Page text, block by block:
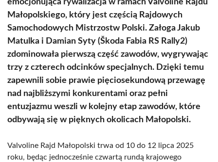
emocjonująca rywalizacja w ramach Valvoline Rajdu
Małopolskiego, który jest częścią Rajdowych
Samochodowych Mistrzostw Polski. Załoga Jakub
Matulka i Damian Syty (Škoda Fabia RS Rally2)
zdominowała pierwszą część zawodów, wygrywając
trzy z czterech odcinków specjalnych. Dzięki temu
zapewnili sobie prawie pięciosekundową przewagę
nad najbliższymi konkurentami oraz pełni
entuzjazmu weszli w kolejny etap zawodów, które
odbywają się w pięknych okolicach Małopolski.
Valvoline Rajd Małopolski trwa od 10 do 12 lipca 2025
roku, będąc jednocześnie czwartą rundą krajowego